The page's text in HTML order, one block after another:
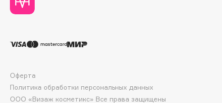
Dior
Dolomit
DP Daily Perfection
Dr. Vranjes Firenze
ООО «Визаж косметикс» Все права защищены
Оферта
Политика обработки персональных данных